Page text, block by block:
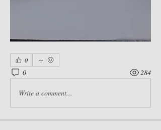
0
0 284
Write a comment...